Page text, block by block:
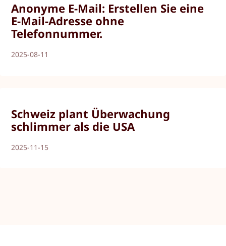
Anonyme E-Mail: Erstellen Sie eine
E-Mail-Adresse ohne
Telefonnummer.
2025-08-11
Schweiz plant Überwachung
schlimmer als die USA
2025-11-15